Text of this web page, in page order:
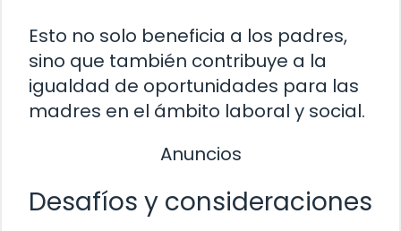
Esto no solo beneficia a los padres,
sino que también contribuye a la
igualdad de oportunidades para las
madres en el ámbito laboral y social.
Anuncios
Desafíos y consideraciones